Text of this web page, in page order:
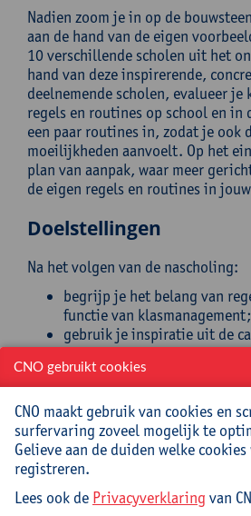
Nadien zoom je in op de
aan de hand van de eigen
10 verschillende scholen uit het
hand van deze inspirerende,
deelnemende scholen, evalueer je
regels en routines op school en in
een paar routines in, zodat je ook
moeilijkheden aanvoelt. Op het
plan van aanpak, waar meer
de eigen regels en routines in
Doelstellingen
Na het volgen van de nascholing:
begrijp je het belang van
functie van klasmanagement;
gebruik je inspiratie uit de
beleidsonderzoek ‘effectief
van de andere deelnemers;
evalueer je kritisch de
eigen school/klas;
maak je een plan voor de
eigen school/klas.
Doelgroep
CNO gebruikt cookies
CNO maakt gebruik van cookies en
surfervaring zoveel mogelijk te
Gelieve aan de duiden welke cookies
registreren.
Lees ook de Privacyverklaring van